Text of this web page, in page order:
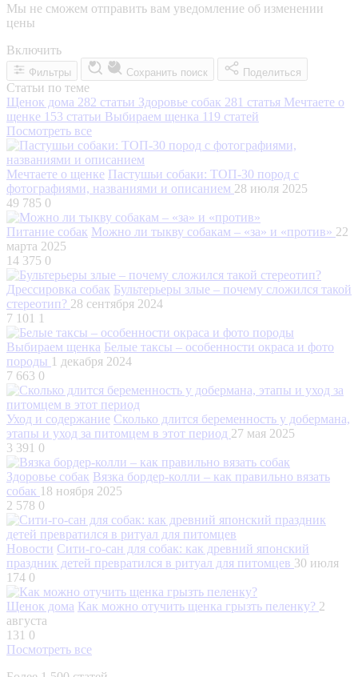
Мы не сможем отправить вам уведомление об изменении
цены
Включить
Фильтры Сохранить поиск Поделиться
Статьи по теме
Щенок дома 282 статьи Здоровье собак 281 статья Мечтаете о
щенке 153 статьи Выбираем щенка 119 статей
Посмотреть все
Мечтаете о щенке Пастушьи собаки: ТОП-30 пород с
фотографиями, названиями и описанием 28 июля 2025
49 785 0
Питание собак Можно ли тыкву собакам – «за» и «против» 22
марта 2025
14 375 0
Дрессировка собак Бультерьеры злые – почему сложился такой
стереотип? 28 сентября 2024
7 101 1
Выбираем щенка Белые таксы – особенности окраса и фото
породы 1 декабря 2024
7 663 0
Уход и содержание Сколько длится беременность у добермана,
этапы и уход за питомцем в этот период 27 мая 2025
3 391 0
Здоровье собак Вязка бордер-колли – как правильно вязать
собак 18 ноября 2025
2 578 0
Новости Сити-го-сан для собак: как древний японский
праздник детей превратился в ритуал для питомцев 30 июля
174 0
Щенок дома Как можно отучить щенка грызть пеленку? 2
августа
131 0
Посмотреть все